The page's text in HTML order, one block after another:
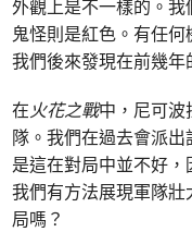
外觀上是不一樣的。
鬼怪則是紅色。有任
我們後來發現在前幾年
在火花之戰中，尼可波
隊。我們在過去會派
是這在對局中並不好
我們有方法展現軍隊
局嗎？